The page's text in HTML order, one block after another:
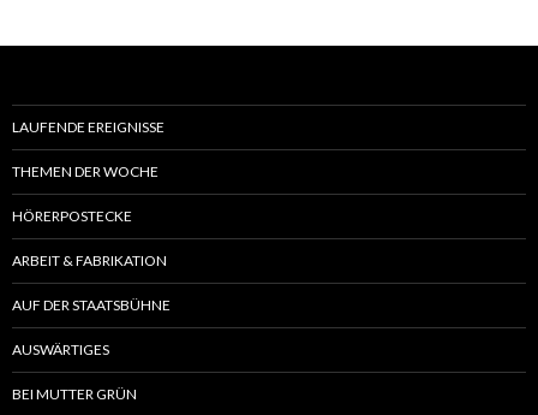
LAUFENDE EREIGNISSE
THEMEN DER WOCHE
HÖRERPOSTECKE
ARBEIT & FABRIKATION
AUF DER STAATSBÜHNE
AUSWÄRTIGES
BEI MUTTER GRÜN